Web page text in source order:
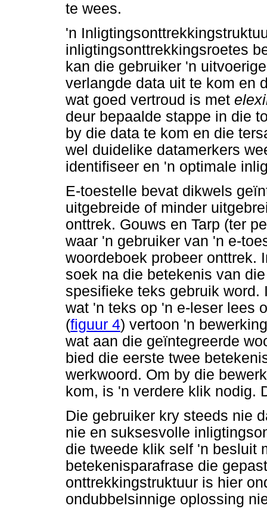
te wees.
'n
inligtingsonttrekkingsroetes
kan die gebruiker 'n
verlangde data uit te kom en
wat goed vertroud is met
deur bepaalde stappe in die
by die data te kom en die
wel duidelike datamerkers
identifiseer en 'n optimale
E-toestelle bevat dikwels
uitgebreide of minder
onttrek. Gouws en Tarp (ter
waar 'n gebruiker van 'n e-
woordeboek probeer onttrek.
soek na die betekenis van
spesifieke teks gebruik
wat 'n teks op 'n e-leser lees
(figuur 4) vertoon 'n
wat aan die geïntegreerde
bied die eerste twee
werkwoord. Om by die
kom, is 'n verdere klik nodig.
Die gebruiker kry steeds nie
nie en suksesvolle
die tweede klik self 'n besluit
betekenisparafrase die
onttrekkingstruktuur is hier
ondubbelsinnige oplossing